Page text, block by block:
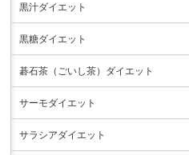
黒汁ダイエット
黒糖ダイエット
碁石茶（ごいし茶）ダイエット
サーモダイエット
サラシアダイエット